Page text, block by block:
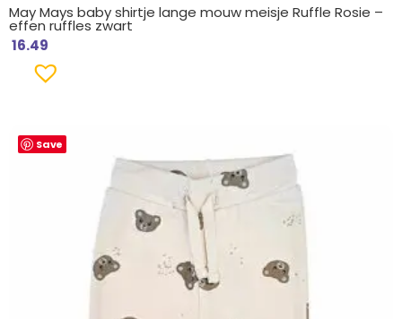
May Mays baby shirtje lange mouw meisje Ruffle Rosie –
effen ruffles zwart
16.49
Save